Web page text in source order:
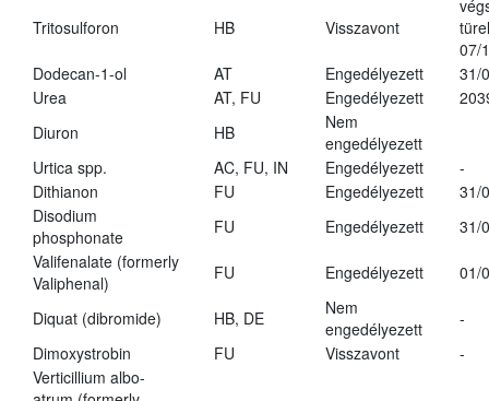
Tritosulforon HB Visszavont
07/
Dodecan-1-ol
AT Engedélyezett
31/
Urea
AT, FU Engedélyezett
Diuron
HB
Nem
engedélyezett
Urtica spp.
AC, FU, IN Engedélyezett
-
Dithianon
FU Engedélyezett
31/
Disodium
phosphonate
FU Engedélyezett
31/
Valifenalate (formerly
Valiphenal)
FU Engedélyezett 01/
Diquat (dibromide) HB, DE
Nem
engedélyezett
-
Dimoxystrobin
FU Visszavont
-
Verticillium albo-